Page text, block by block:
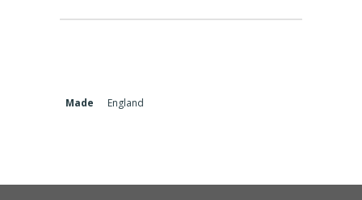
Made England